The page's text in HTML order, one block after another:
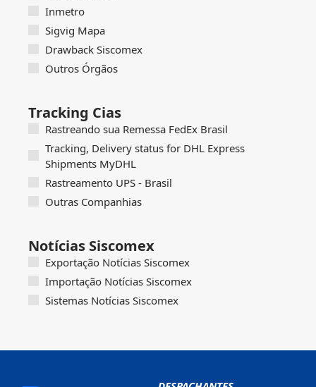
Inmetro
Sigvig Mapa
Drawback Siscomex
Outros Órgãos
Tracking Cias
Rastreando sua Remessa FedEx Brasil
Tracking, Delivery status for DHL Express
Shipments MyDHL
Rastreamento UPS - Brasil
Outras Companhias
Notícias Siscomex
Exportação Notícias Siscomex
Importação Notícias Siscomex
Sistemas Notícias Siscomex